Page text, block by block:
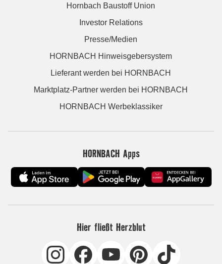
Hornbach Baustoff Union
Investor Relations
Presse/Medien
HORNBACH Hinweisgebersystem
Lieferant werden bei HORNBACH
Marktplatz-Partner werden bei HORNBACH
HORNBACH Werbeklassiker
HORNBACH Apps
Hier fließt Herzblut